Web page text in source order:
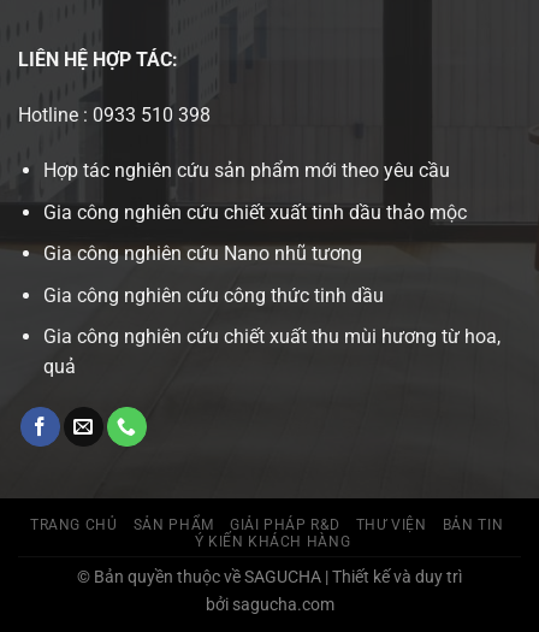
LIÊN HỆ HỢP TÁC:
Hotline : 0933 510 398
Hợp tác nghiên cứu sản phẩm mới theo yêu cầu
Gia công nghiên cứu chiết xuất tinh dầu thảo mộc
Gia công nghiên cứu Nano nhũ tương
Gia công nghiên cứu công thức tinh dầu
Gia công nghiên cứu chiết xuất thu mùi hương từ hoa,
quả
TRANG CHỦ SẢN PHẨM GIẢI PHÁP R&D THƯ VIỆN
BẢN TIN
Ý KIẾN KHÁCH HÀNG
© Bản quyền thuộc về SAGUCHA | Thiết kế và duy trì
bởi sagucha.com